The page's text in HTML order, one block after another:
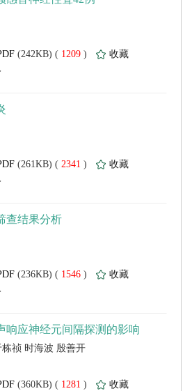
1209 )
2341 )
1546 )
1281 )